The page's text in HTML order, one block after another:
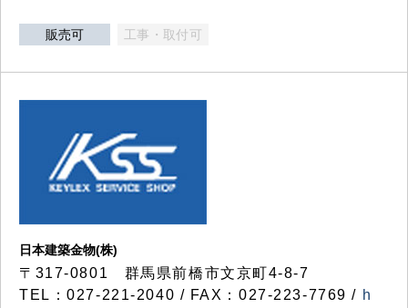
販売可 工事・取付可
日本建築金物(株)
〒317‐0801 群馬県前橋市文京町4-8-7
TEL：027-221-2040 / FAX：027-223-7769 / h